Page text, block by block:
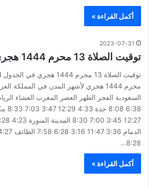
أكمل القراءة »
2023-07-31
توقيت الصلاة 13 محرم 1444 هجري
محرم 1444 هجري لأشهر المدن في المملكة
8:28…
أكمل القراءة »